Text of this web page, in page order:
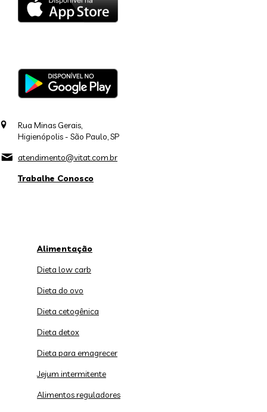
Rua Minas Gerais,
Higienópolis - São Paulo, SP
atendimento@vitat.com.br
Trabalhe Conosco
Alimentação
Dieta low carb
Dieta do ovo
Dieta cetogênica
Dieta detox
Dieta para emagrecer
Jejum intermitente
Alimentos reguladores